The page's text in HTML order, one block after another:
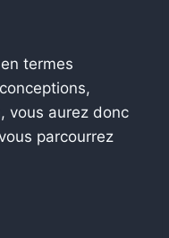
termes
vous aurez donc
parcourrez